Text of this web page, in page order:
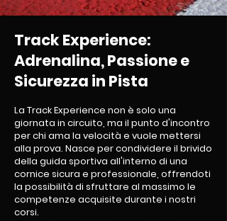
Track Experience:
Adrenalina, Passione e
Sicurezza in Pista
La Track Experience non è solo una
giornata in circuito, ma il punto d'incontro
per chi ama la velocità e vuole mettersi
alla prova. Nasce per condividere il brivido
della guida sportiva all'interno di una
cornice sicura e professionale, offrendoti
la possibilità di sfruttare al massimo le
competenze acquisite durante i nostri
corsi.